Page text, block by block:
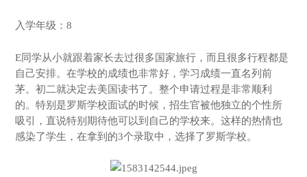
入学年级：8
E同学从小就跟着家长去过很多国家旅行，而且很多行程都是
自己安排。在学校的成绩也非常好，学习成绩一直名列前
茅。初二就决定去美国读书了。整个申请过程是非常顺利
的。特别是罗斯学校面试的时候，招生官被他独立的个性所
吸引，直说特别期待他可以到自己的学校来。这样的热情也
感染了学生，在拿到的3个录取中，选择了罗斯学校。